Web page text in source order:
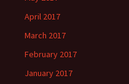
April 2017
March 2017
February 2017
January 2017